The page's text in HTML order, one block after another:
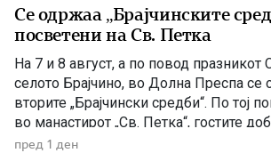
Се одржаа „Брајчинските
посветени на Св. Петка
На 7 и 8 август, а по повод празникот
селото Брајчино, во Долна Преспа се
вторите „Брајчински средби“. По тој
во манастирот „Св. Петка“, гостите
манастирско гравче, а на 08 август ја
пред 1 ден